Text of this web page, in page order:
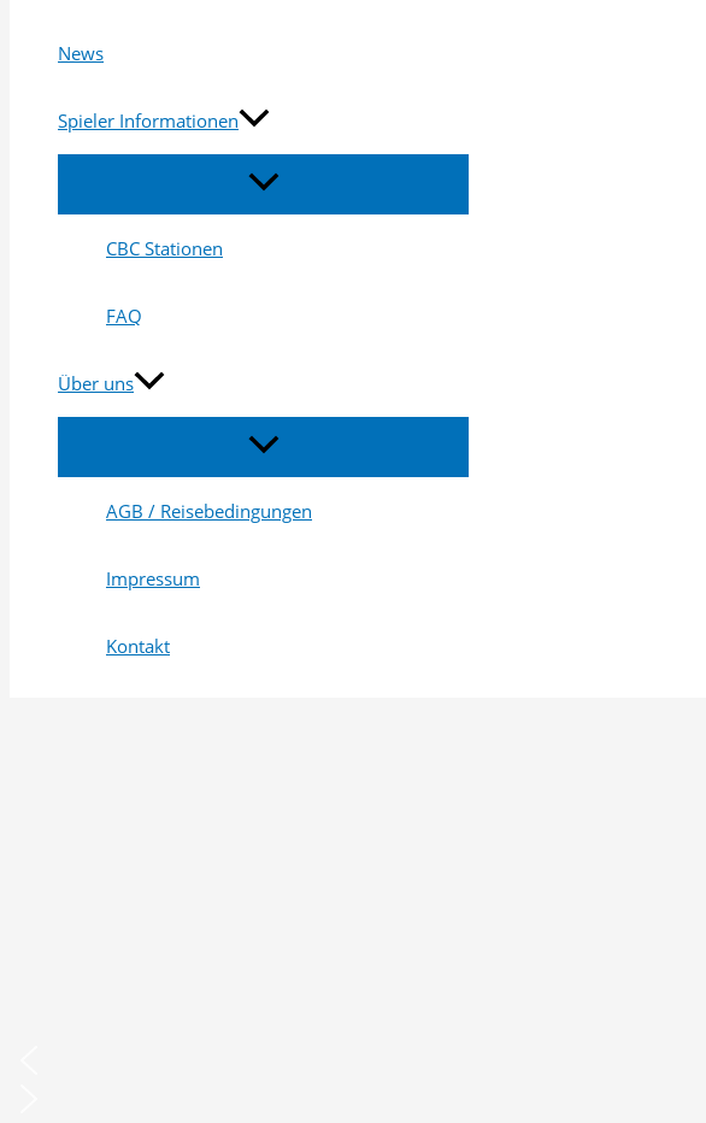
News
Spieler Informationen
Menü
umschalten
CBC Stationen
FAQ
Über uns
Menü
umschalten
AGB / Reisebedingungen
Impressum
Kontakt